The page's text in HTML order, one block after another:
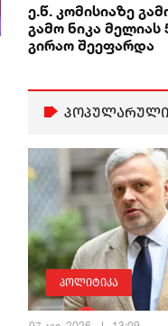
ე.წ. კომისიაზე
გამო ნიკა მელიას
გირაო შეეფარდა
პოლიტიკა